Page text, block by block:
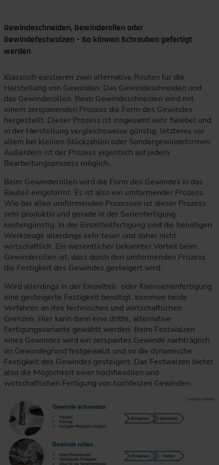
Gewindeschneiden, Gewinderollen oder
Gewindefestwalzen – So können Schrauben gefertigt
werden
Klassisch existieren zwei alternative Routen für die
Herstellung von Gewinden: Das Gewindeschneiden und
das Gewinderollen. Beim Gewindeschneiden wird mit
einem zerspanenden Prozess die Form des Gewindes
hergestellt. Dieser Prozess ist insgesamt sehr flexibel und
in der Herstellung vergleichsweise günstig; letzteres vor
allem bei kleinen Stückzahlen oder Sondergewindeformen.
Außerdem ist der Prozess eigentlich auf jedem
Bearbeitungsprozess möglich.
Beim Gewinderollen wird die Form des Gewindes in das
Bauteil eingeformt. Es ist also ein umformender Prozess.
Wie bei allen umformenden Prozessen ist dieser Prozess
sehr produktiv und gerade in der Serienfertigung
kostengünstig. In der Einzelteilfertigung sind die benötigen
Werkzeuge allerdings sehr teuer und daher nicht
wirtschaftlich. Ein wesentlicher bekannter Vorteil beim
Gewinderollen ist, dass durch den umformenden Prozess
die Festigkeit des Gewindes gesteigert wird.
Wird allerdings in der Einzelteil- oder Kleinserienfertigung
eine gesteigerte Festigkeit benötigt, kommen beide
Verfahren an ihre technischen und wirtschaftlichen
Grenzen. Hier kann dann eine dritte, alternative
Fertigungsvariante gewählt werden. Beim Festwalzen
eines Gewindes wird ein zerspantes Gewinde nachträglich
im Gewindegrund festgewalzt und so die dynamische
Festigkeit des Gewindes gesteigert. Das Festwalzen bietet
also die Möglichkeit einer hochflexiblen und
wirtschaftlichen Fertigung von hochfesten Gewinden.